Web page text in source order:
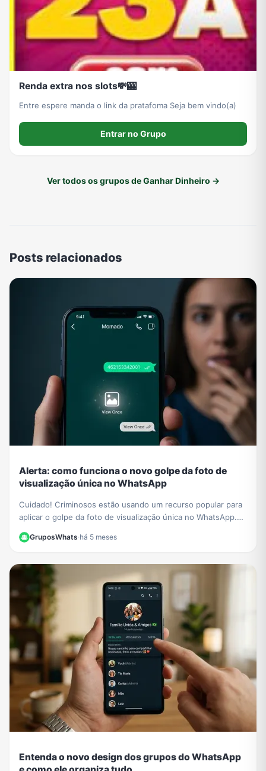
Renda extra nos slots💸🎰
Entre espere manda o link da pratafoma Seja bem vindo(a)
Entrar no Grupo
Ver todos os grupos de Ganhar Dinheiro →
Posts relacionados
Alerta: como funciona o novo golpe da foto de
visualização única no WhatsApp
Cuidado! Criminosos estão usando um recurso popular para
aplicar o golpe da foto de visualização única no WhatsApp.
Saiba como funciona e proteja-se.
GruposWhats·há 5 meses
Entenda o novo design dos grupos do WhatsApp